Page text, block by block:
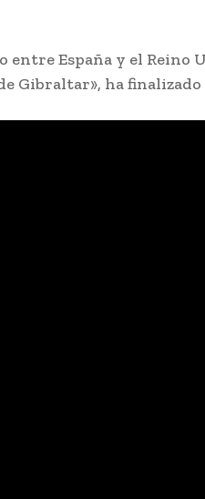
España y el
Gibraltar», ha finalizado